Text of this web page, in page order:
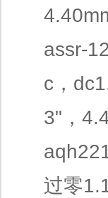
assr-
c，
3"，
过零